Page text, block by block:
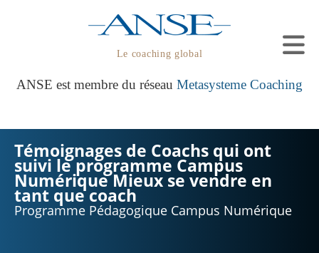
Le coaching global
ANSE est membre du réseau Metasysteme Coaching
Témoignages de Coachs qui ont
suivi le programme Campus
Numérique Mieux se vendre en
tant que coach
Programme Pédagogique Campus Numérique